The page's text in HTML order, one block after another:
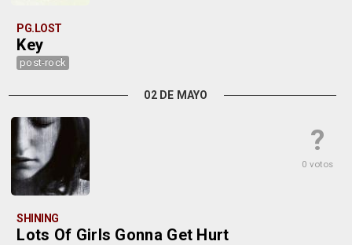
PG.LOST
Key
post-rock
02 DE MAYO
?
0 votos
SHINING
Lots Of Girls Gonna Get Hurt